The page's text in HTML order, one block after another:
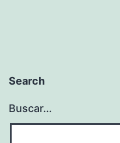
Search
Buscar...